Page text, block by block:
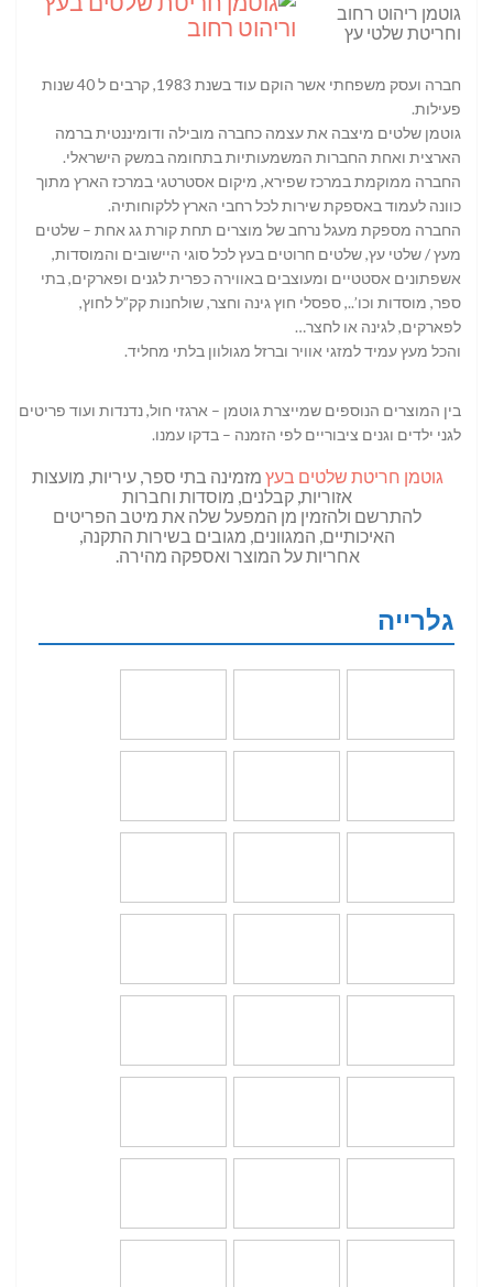
גוטמן ריהוט רחוב
וחריטת שלטי עץ
חברה ועסק משפחתי אשר הוקם עוד בשנת 1983, קרבים ל 40 שנות
פעילות.
גוטמן שלטים מיצבה את עצמה כחברה מובילה ודומיננטית ברמה
הארצית ואחת החברות המשמעותיות בתחומה במשק הישראלי.
החברה ממוקמת במרכז שפירא, מיקום אסטרטגי במרכז הארץ מתוך
כוונה לעמוד באספקת שירות לכל רחבי הארץ ללקוחותיה.
החברה מספקת מעגל נרחב של מוצרים תחת קורת גג אחת – שלטים
מעץ / שלטי עץ, שלטים חרוטים בעץ לכל סוגי היישובים והמוסדות,
אשפתונים אסטטיים ומעוצבים באווירה כפרית לגנים ופארקים, בתי
ספר, מוסדות וכו’.., ספסלי חוץ גינה וחצר, שולחנות קק”ל לחוץ,
לפארקים, לגינה או לחצר…
והכל מעץ עמיד למזגי אוויר וברזל מגולוון בלתי מחליד.
בין המוצרים הנוספים שמייצרת גוטמן – ארגזי חול, נדנדות ועוד פריטים
לגני ילדים וגנים ציבוריים לפי הזמנה – בדקו עמנו.
גוטמן חריטת שלטים בעץ מזמינה בתי ספר, עיריות, מועצות
אזוריות, קבלנים, מוסדות וחברות
להתרשם ולהזמין מן המפעל שלה את מיטב הפריטים
האיכותיים, המגוונים, מגובים בשירות התקנה,
אחריות על המוצר ואספקה מהירה.
גלרייה